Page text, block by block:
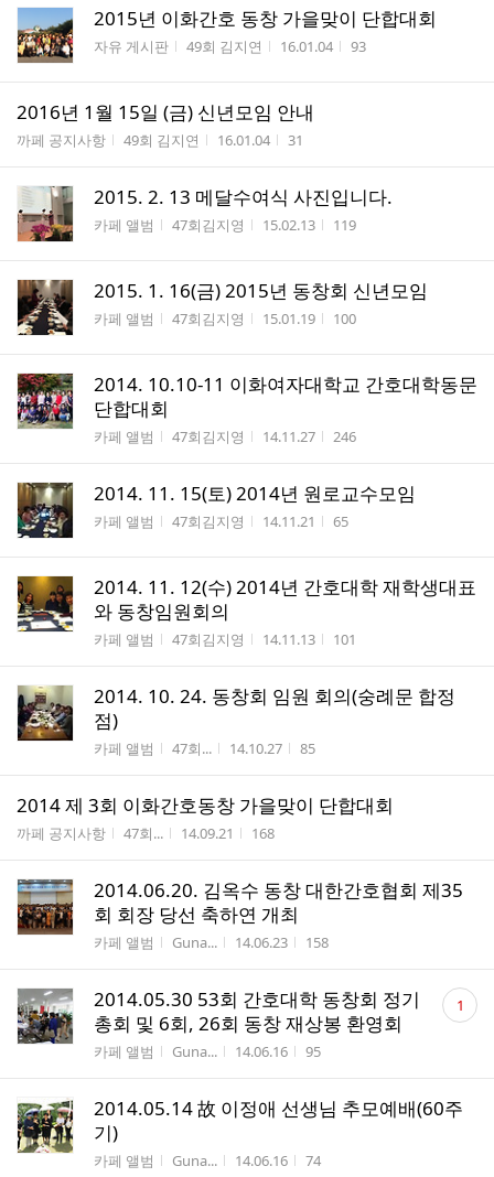
2015년 이화간호 동창 가을맞이 단합대회
게시판명
자유 게시판 작성자
49회 김지연 작성시간
16.01.04 조회수
93
2016년 1월 15일 (금) 신년모임 안내
게시판명
까페 공지사항 작성자
49회 김지연 작성시간
16.01.04 조회수
31
2015. 2. 13 메달수여식 사진입니다.
게시판명
카페 앨범 작성자
47회김지영 작성시간
15.02.13 조회수
119
2015. 1. 16(금) 2015년 동창회 신년모임
게시판명
카페 앨범 작성자
47회김지영 작성시간
15.01.19 조회수
100
2014. 10.10-11 이화여자대학교 간호대학동문
단합대회
게시판명
카페 앨범 작성자
47회김지영 작성시간
14.11.27 조회수
246
2014. 11. 15(토) 2014년 원로교수모임
게시판명
카페 앨범 작성자
47회김지영 작성시간
14.11.21 조회수
65
2014. 11. 12(수) 2014년 간호대학 재학생대표
와 동창임원회의
게시판명
카페 앨범 작성자
47회김지영 작성시간
14.11.13 조회수
101
2014. 10. 24. 동창회 임원 회의(숭례문 합정
점)
게시판명
카페 앨범 작성자
47회... 작성시간
14.10.27 조회수
85
2014 제 3회 이화간호동창 가을맞이 단합대회
게시판명
까페 공지사항 작성자
47회... 작성시간
14.09.21 조회수
168
2014.06.20. 김옥수 동창 대한간호협회 제35
회 회장 당선 축하연 개최
게시판명
카페 앨범 작성자
Guna... 작성시간
14.06.23 조회수
158
2014.05.30 53회 간호대학 동창회 정기
총회 및 6회, 26회 동창 재상봉 환영회
게시판명
카페 앨범 작성자
Guna... 작성시간
14.06.16 조회수
95
댓
글 1
2014.05.14 故 이정애 선생님 추모예배(60주
기)
게시판명
카페 앨범 작성자
Guna... 작성시간
14.06.16 조회수
74